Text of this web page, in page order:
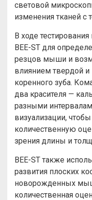
световой
изменения тканей с
В ходе
BEE-ST для
резцов мыши и
влиянием твердой и
коренного зуба.
два красителя —
разными
визуализации,
количественную
зрения длины и
BEE-ST также
развития плоских
новорожденных
количественная